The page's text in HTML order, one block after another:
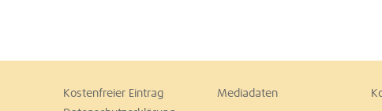
Kostenfreier Eintrag Mediadaten